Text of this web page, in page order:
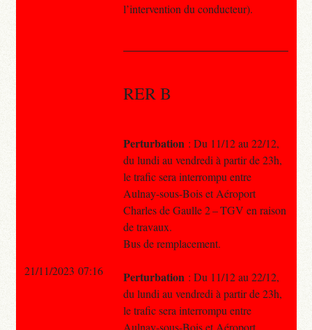
l’intervention du conducteur).
RER B
Perturbation : Du 11/12 au 22/12,
du lundi au vendredi à partir de 23h,
le trafic sera interrompu entre
Aulnay-sous-Bois et Aéroport
Charles de Gaulle 2 – TGV en raison
de travaux.
Bus de remplacement.
Perturbation : Du 11/12 au 22/12,
du lundi au vendredi à partir de 23h,
le trafic sera interrompu entre
Aulnay-sous-Bois et Aéroport
21/11/2023 07:16